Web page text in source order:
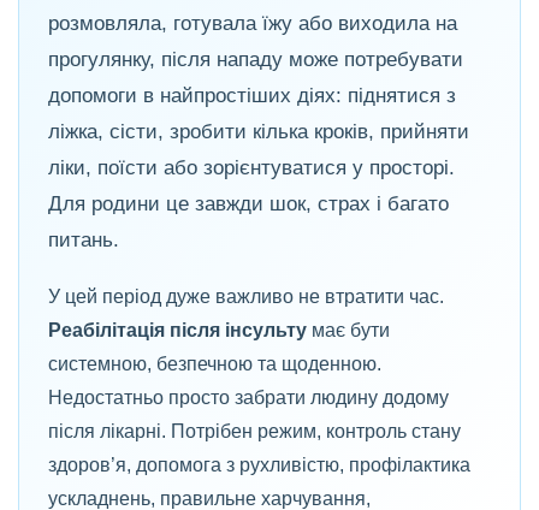
розмовляла, готувала їжу або виходила на
прогулянку, після нападу може потребувати
допомоги в найпростіших діях: піднятися з
ліжка, сісти, зробити кілька кроків, прийняти
ліки, поїсти або зорієнтуватися у просторі.
Для родини це завжди шок, страх і багато
питань.
У цей період дуже важливо не втратити час.
Реабілітація після інсульту має бути
системною, безпечною та щоденною.
Недостатньо просто забрати людину додому
після лікарні. Потрібен режим, контроль стану
здоров’я, допомога з рухливістю, профілактика
ускладнень, правильне харчування,